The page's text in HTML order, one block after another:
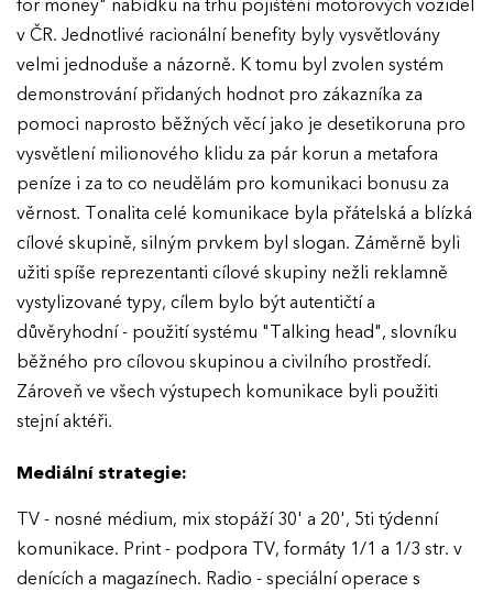
AKTUALITY
VÝSLEDKY
Ročník 2025
Ročník 2024
Ročník 2023
Ročník 2022
Ročník 2021
GALERIE
KONTAKTY
for money" nabídku na trhu pojištění motorových vozidel
v ČR. Jednotlivé racionální benefity byly vysvětlovány
velmi jednoduše a názorně. K tomu byl zvolen systém
demonstrování přidaných hodnot pro zákazníka za
pomoci naprosto běžných věcí jako je desetikoruna pro
vysvětlení milionového klidu za pár korun a metafora
peníze i za to co neudělám pro komunikaci bonusu za
věrnost. Tonalita celé komunikace byla přátelská a blízká
cílové skupině, silným prvkem byl slogan. Záměrně byli
užiti spíše reprezentanti cílové skupiny nežli reklamně
vystylizované typy, cílem bylo být autentičtí a
důvěryhodní - použití systému "Talking head", slovníku
běžného pro cílovou skupinou a civilního prostředí.
Zároveň ve všech výstupech komunikace byli použiti
stejní aktéři.
Mediální strategie:
TV - nosné médium, mix stopáží 30' a 20', 5ti týdenní
komunikace. Print - podpora TV, formáty 1/1 a 1/3 str. v
denících a magazínech. Radio - speciální operace s